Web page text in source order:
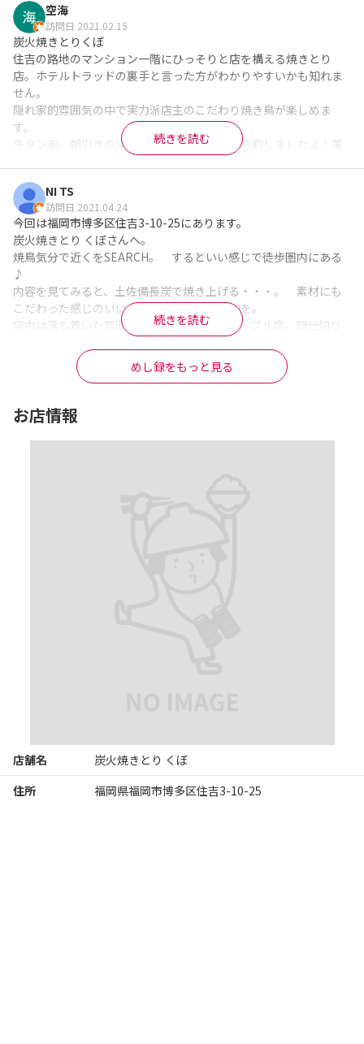
しかし、一方で残念な点
連れが、一番最初に注文した
串が、何回か女性店員に催促しても出てこなくて、焼き場の大将
に直接言ったら、
ようやく出てきた…
残念な対応でした…
もう一点は、会計の際、レシートを
要求したら、合計金額を書いた
紙しかくれなかった…
やはり、レシートとかが無い店は
不安ですね…
アルバイトの女の子が、電卓で
計算してた感じなので、
本当に正しいか、不安でした…
自分の計算より、少し高かった
お酒は、こだわり焼酎、こだわり日本酒も呑めて、良かったで
す。
空海
訪問日 2021.02.15
炭火焼きとりくぼ
住吉の路地のマンション一階にひっそりと店を構える焼きとり
店。ホテルトラッドの裏手と言った方がわかりやすいかも知れま
せん。
隠れ家的雰囲気の中で実力派店主のこだわり焼き鳥が楽しめま
す。
牛タン串、朝引きのレバー串、これは本当に感動しましたよ！美
朝引きレバーは口に入れたらトロけました。笑
もちろん臭みもなく鮮度の良さゆえでしょう。レバーが苦手な方
も是非試していただきたい逸品です。
この焼きとりくぼさんは一品料理もいい仕事されてます。ゴマサ
バ、サラダ等どれもレベルが高いです。隠れ家的雰囲気でデート
使いもオススメですよ！また貸切も相談可能とのコト、気になる
方は問い合わせで見てくださいね。
ちなみに私の取引先の社長は会社で10数名で貸切られて大満足さ
れてました。笑
※Googleに投稿された口コミです
続きを読む
NI TS
訪問日 2021.04.24
今回は福岡市博多区住吉3-10-25にあります。
炭火焼きとり くぼさんへ。
焼鳥気分で近くをSEARCH。　するといい感じで徒歩圏内にある
♪
内容を見てみると、土佐備長炭で焼き上げる・・・。　素材にも
こだわった感じのいいお店さんだと思い予約を。
店内は落ち着いた雰囲気で、カウンターとテーブル席。間仕切り
まずは生ビールで乾杯！！　サッポロビールです。天気も良かっ
たので、ゴキュゴキュ入りますねｗ
とりあえずの串5種盛り　1000円（ささみ、ダルㇺ、タン、ずり、
肝）焼きあがるまでにと、胡麻カンパチ、アジフライを。
なんで、胡麻サバとか胡麻カンパチついつい頼んでしまうんだ
続きを読む
めし録をもっと見る
お店情報
店舗名
炭火焼きとり くぼ
住所
福岡県福岡市博多区住吉3-10-25